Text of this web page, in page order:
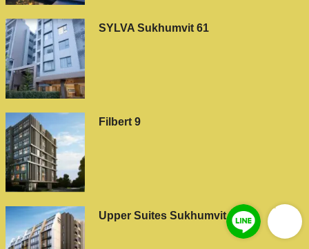
SYLVA Sukhumvit 61
Filbert 9
Upper Suites Sukhumvit 25